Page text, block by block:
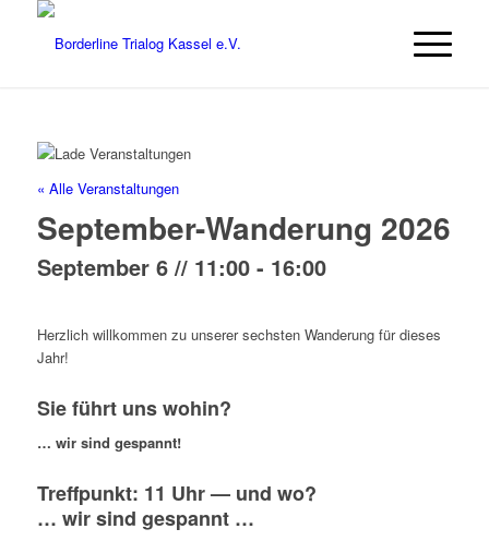
« Alle Veranstaltungen
September-Wanderung 2026
September 6 // 11:00- 16:00
Herzlich willkommen zu unserer sechsten Wanderung für dieses
Jahr!
Sie führt uns wohin?
… wir sind gespannt!
Treffpunkt: 11 Uhr — und wo?
… wir sind gespannt …